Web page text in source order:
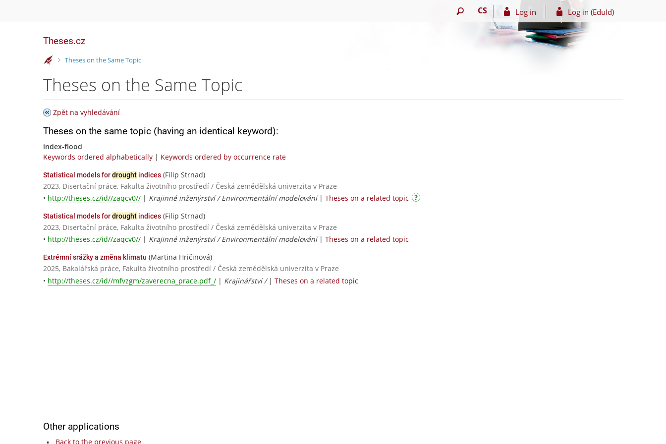
CS Log in Log in (EduId)
Theses.cz
>
Theses on the Same Topic
Theses on the Same Topic
Zpět na vyhledávání
Theses on the same topic (having an identical keyword):
index-flood
Keywords ordered alphabetically | Keywords ordered by occurrence rate
Statistical models fordrought indices (Filip Strnad)
2023, Disertační práce, Fakulta životního prostředí / Česká zemědělská univerzita v Praze
• http://theses.cz/id//zaqcv0// | Krajinné inženýrství / Environmentální modelování| Theses on a related topic
Statistical models fordrought indices (Filip Strnad)
2023, Disertační práce, Fakulta životního prostředí / Česká zemědělská univerzita v Praze
• http://theses.cz/id//zaqcv0// | Krajinné inženýrství / Environmentální modelování| Theses on a related topic
Extrémní srážky a změna klimatu (Martina Hričinová)
2025, Bakalářská práce, Fakulta životního prostředí / Česká zemědělská univerzita v Praze
• http://theses.cz/id//mfvzgm/zaverecna_prace.pdf_/ | Krajinářství / | Theses on a related topic
Other applications
Back to the previous page